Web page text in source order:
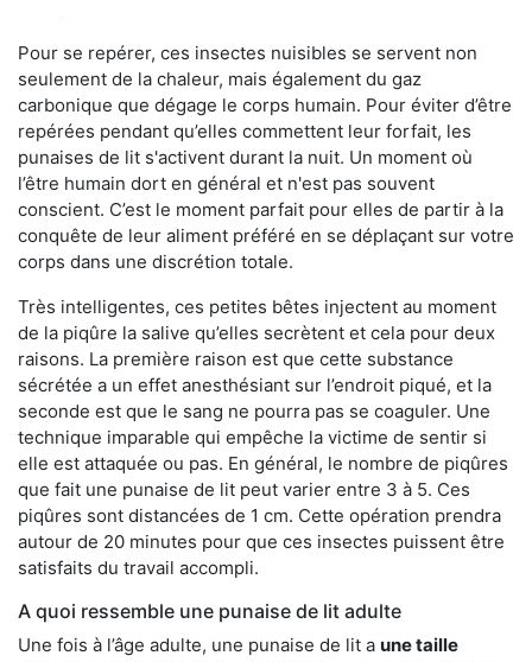
Pour se repérer, ces insectes nuisibles se servent non
seulement de la chaleur, mais également du gaz
carbonique que dégage le corps humain. Pour éviter d’être
repérées pendant qu’elles commettent leur forfait, les
punaises de lit s'activent durant la nuit. Un moment où
l’être humain dort en général et n'est pas souvent
conscient. C’est le moment parfait pour elles de partir à la
conquête de leur aliment préféré en se déplaçant sur votre
corps dans une discrétion totale.
Très intelligentes, ces petites bêtes injectent au moment
de la piqûre la salive qu’elles secrètent et cela pour deux
raisons. La première raison est que cette substance
sécrétée a un effet anesthésiant sur l’endroit piqué, et la
seconde est que le sang ne pourra pas se coaguler. Une
technique imparable qui empêche la victime de sentir si
elle est attaquée ou pas. En général, le nombre de piqûres
que fait une punaise de lit peut varier entre 3 à 5. Ces
piqûres sont distancées de 1 cm. Cette opération prendra
autour de 20 minutes pour que ces insectes puissent être
satisfaits du travail accompli.
A quoi ressemble une punaise de lit adulte
Une fois à l’âge adulte, une punaise de lit a une taille